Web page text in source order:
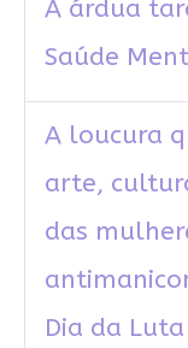
A árdua
Saúde
A loucura
arte,
das
Dia da